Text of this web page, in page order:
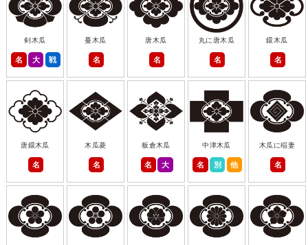
剣木瓜
名 大 戦
蔓木瓜
名
唐木瓜
名
丸に唐木瓜
名
鐶木瓜
名
唐鐶木瓜
名
木瓜菱
名
板倉木瓜
名 大
中津木瓜
名 別 他
木瓜に稲妻
名